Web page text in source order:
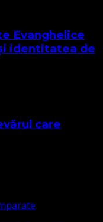
Evanghelice
identitatea de
care